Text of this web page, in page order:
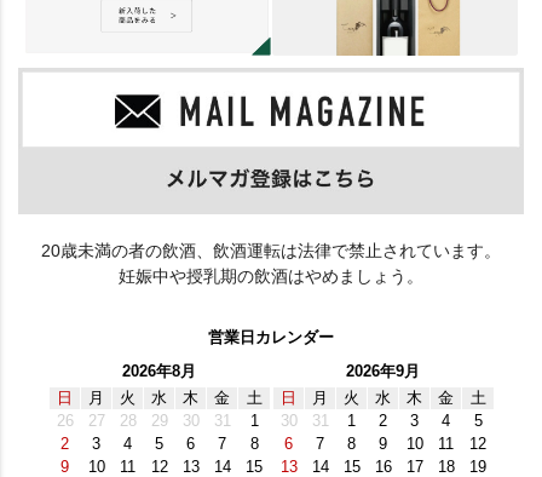
20歳未満の者の飲酒、飲酒運転は法律で禁止されています。
妊娠中や授乳期の飲酒はやめましょう。
営業日カレンダー
2026年8月
日
月 火 水 木 金
土
26
27 28 29 30 31
1
2
3 4 5 6 7
8
9
10 11 12 13 14 15
2026年9月
日
月 火 水 木 金
土
30
31 1 2 3 4
5
6
7 8 9 10 11
12
13
14 15 16 17 18 19